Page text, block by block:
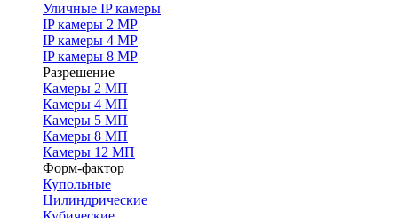
Уличные IP камеры
IP камеры 2 MP
IP камеры 4 MP
IP камеры 8 MP
Разрешение
Камеры 2 МП
Камеры 4 МП
Камеры 5 МП
Камеры 8 МП
Камеры 12 МП
Форм-фактор
Купольные
Цилиндрические